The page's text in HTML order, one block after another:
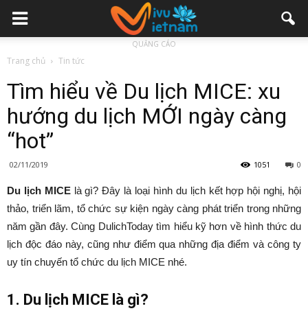
QUẢNG CÁO
Trang chủ Tin tức
Tìm hiểu về Du lịch MICE: xu
hướng du lịch MỚI ngày càng
“hot”
02/11/2019 0
1051
Du lịch MICElà gì? Đây là loại hình du lịch kết hợp hội nghị, hội
thảo, triển lãm, tổ chức sự kiện ngày càng phát triển trong những
năm gần đây. Cùng DulichToday tìm hiểu kỹ hơn về hình thức du
lịch độc đáo này, cũng như điểm qua những địa điểm và công ty
uy tín chuyến tổ chức du lịch MICE nhé.
1. Du lịch MICE là gì?